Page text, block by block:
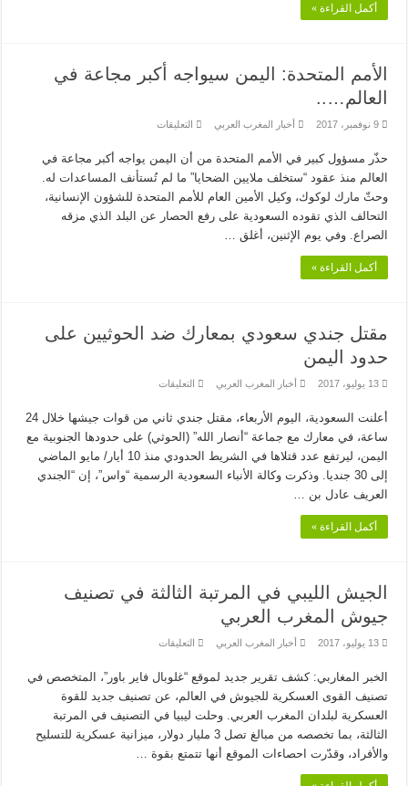
أكمل القراءة »
الأمم المتحدة: اليمن سيواجه أكبر مجاعة في
العالم…..
9 نوفمبر، 2017 أخبار المغرب العربي التعليقات
اليمن
سيواجه
أكبر
مجاعة
العالم…..
حذّر مسؤول كبير في الأمم المتحدة من أن اليمن يواجه أكبر مجاعة في
العالم منذ عقود “ستخلف ملايين الضحايا” ما لم تُستأنف المساعدات له.
وحثّ مارك لوكوك، وكيل الأمين العام للأمم المتحدة للشؤون الإنسانية،
التحالف الذي تقوده السعودية على رفع الحصار عن البلد الذي مزقه
الصراع. وفي يوم الإثنين، أغلق …
أكمل القراءة »
مقتل جندي سعودي بمعارك ضد الحوثيين على
حدود اليمن
13 يوليو، 2017 أخبار المغرب العربي التعليقات
سعودي
بمعارك
ضد
الحوثيين
حدود
أعلنت السعودية، اليوم الأربعاء، مقتل جندي ثاني من قوات جيشها خلال 24
ساعة، في معارك مع جماعة “أنصار الله” (الحوثي) على حدودها الجنوبية مع
اليمن، ليرتفع عدد قتلاها في الشريط الحدودي منذ 10 أيار/ مايو الماضي
إلى 30 جنديا. وذكرت وكالة الأنباء السعودية الرسمية “واس”، إن “الجندي
العريف عادل بن …
أكمل القراءة »
الجيش الليبي في المرتبة الثالثة في تصنيف
جيوش المغرب العربي
13 يوليو، 2017 أخبار المغرب العربي التعليقات
في
الثالثة
في
تصنيف
جيوش
العربي
الخبر المغاربي: كشف تقرير جديد لموقع “غلوبال فاير باور”، المتخصص في
تصنيف القوى العسكرية للجيوش في العالم، عن تصنيف جديد للقوة
العسكرية لبلدان المغرب العربي. وحلت ليبيا في التصنيف في المرتبة
الثالثة، بما تخصصه من مبالغ تصل 3 مليار دولار، ميزانية عسكرية للتسليح
والأفراد، وقدّرت احصاءات الموقع أنها تتمتع بقوة …